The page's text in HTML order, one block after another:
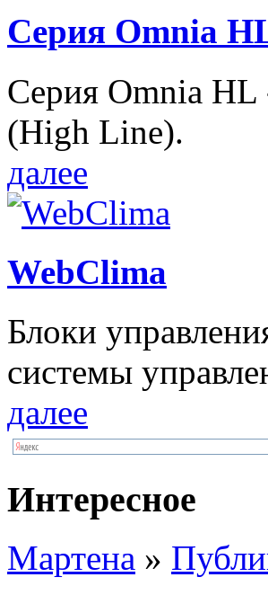
Серия Omnia
Серия Omnia HL
(High Line).
далее
WebClima
Блоки
системы
далее
Интересное
Мартена »